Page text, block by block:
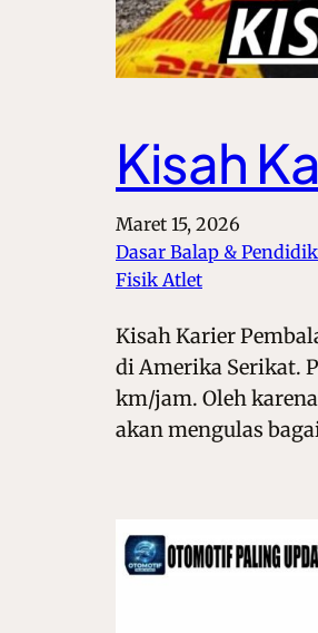
Kisah
Maret 15, 2026
Dasar Balap &
Fisik Atlet
Kisah Karier
di Amerika Serikat.
km/jam. Oleh
akan mengulas